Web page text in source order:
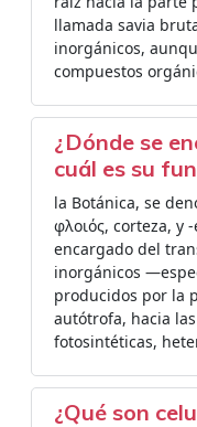
llamada savia
inorgánicos,
compuestos
¿Dónde se
cuál es su
la Botánica, se
φλοιός, corteza, y
encargado del
inorgánicos
producidos por la
autótrofa, hacia
fotosintéticas,
¿Qué son